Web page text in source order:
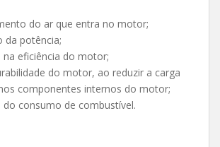
do ar que entra no motor;
da potência;
na eficiência do motor;
do motor, ao reduzir a carga
componentes internos do motor;
do consumo de combustível.